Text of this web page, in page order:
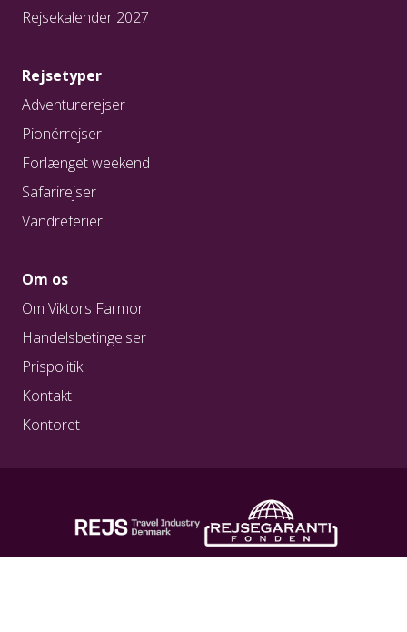
Rejsekalender 2027
Rejsetyper
Adventurerejser
Pionérrejser
Forlænget weekend
Safarirejser
Vandreferier
Om os
Om Viktors Farmor
Handelsbetingelser
Prispolitik
Kontakt
Kontoret